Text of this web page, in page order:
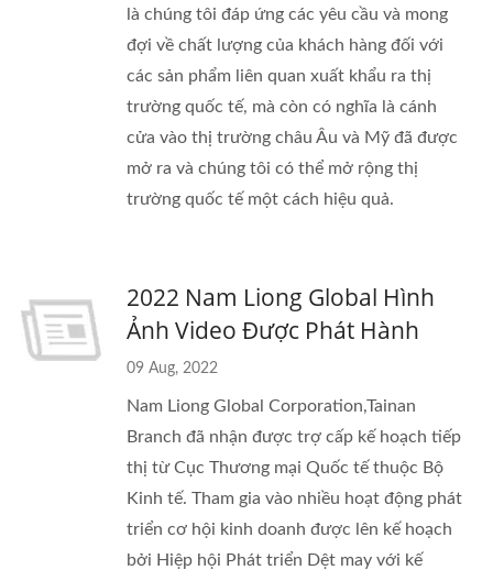
là chúng tôi đáp ứng các yêu cầu và mong
đợi về chất lượng của khách hàng đối với
các sản phẩm liên quan xuất khẩu ra thị
trường quốc tế, mà còn có nghĩa là cánh
cửa vào thị trường châu Âu và Mỹ đã được
mở ra và chúng tôi có thể mở rộng thị
trường quốc tế một cách hiệu quả.
2022 Nam Liong Global Hình
Ảnh Video Được Phát Hành
09 Aug, 2022
Nam Liong Global Corporation,Tainan
Branch đã nhận được trợ cấp kế hoạch tiếp
thị từ Cục Thương mại Quốc tế thuộc Bộ
Kinh tế. Tham gia vào nhiều hoạt động phát
triển cơ hội kinh doanh được lên kế hoạch
bởi Hiệp hội Phát triển Dệt may với kế